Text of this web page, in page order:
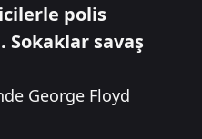
polis
Sokaklar savaş
George Floyd